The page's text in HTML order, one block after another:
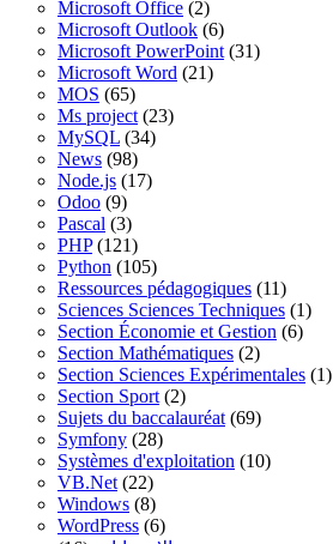
Microsoft Office (2)
Microsoft Outlook (6)
Microsoft PowerPoint (31)
Microsoft Word (21)
MOS (65)
Ms project (23)
MySQL (34)
News (98)
Node.js (17)
Odoo (9)
Pascal (3)
PHP(121)
Python (105)
Ressources pédagogiques (11)
Sciences Sciences Techniques (1)
Section Économie et Gestion (6)
Section Mathématiques (2)
Section Sciences Expérimentales (1)
Section Sport (2)
Sujets du baccalauréat (69)
Symfony (28)
Systèmes d'exploitation (10)
VB.Net (22)
Windows (8)
WordPress (6)